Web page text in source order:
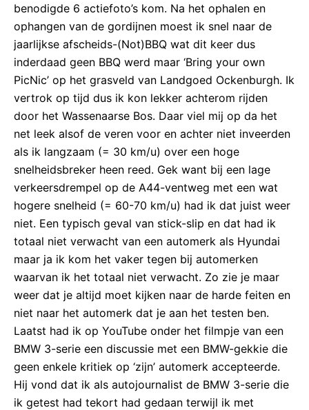
benodigde 6 actiefoto’s kom. Na het ophalen en
ophangen van de gordijnen moest ik snel naar de
jaarlijkse afscheids-(Not)BBQ wat dit keer dus
inderdaad geen BBQ werd maar ‘Bring your own
PicNic’ op het grasveld van Landgoed Ockenburgh. Ik
vertrok op tijd dus ik kon lekker achterom rijden
door het Wassenaarse Bos. Daar viel mij op da het
net leek alsof de veren voor en achter niet inveerden
als ik langzaam (= 30 km/u) over een hoge
snelheidsbreker heen reed. Gek want bij een lage
verkeersdrempel op de A44-ventweg met een wat
hogere snelheid (= 60-70 km/u) had ik dat juist weer
niet. Een typisch geval van stick-slip en dat had ik
totaal niet verwacht van een automerk als Hyundai
maar ja ik kom het vaker tegen bij automerken
waarvan ik het totaal niet verwacht. Zo zie je maar
weer dat je altijd moet kijken naar de harde feiten en
niet naar het automerk dat je aan het testen ben.
Laatst had ik op YouTube onder het filmpje van een
BMW 3-serie een discussie met een BMW-gekkie die
geen enkele kritiek op ‘zijn’ automerk accepteerde.
Hij vond dat ik als autojournalist de BMW 3-serie die
ik getest had tekort had gedaan terwijl ik met